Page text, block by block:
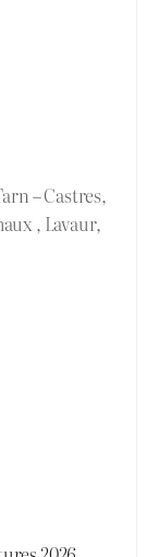
– Castres,
, Lavaur,